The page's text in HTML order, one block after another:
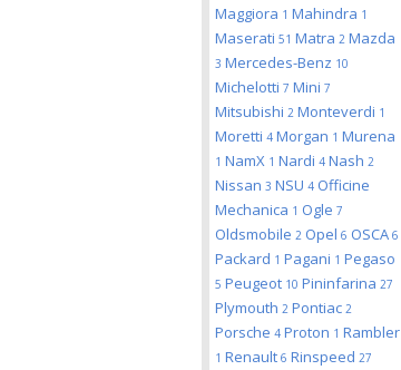
Maggiora 1 Mahindra 1
Maserati 51 Matra 2 Mazda
3 Mercedes-Benz 10
Michelotti 7 Mini 7
Mitsubishi 2 Monteverdi 1
Moretti 4 Morgan 1 Murena
1 NamX 1 Nardi 4 Nash 2
Nissan 3 NSU 4 Officine
Mechanica 1 Ogle 7
Oldsmobile 2 Opel 6 OSCA 6
Packard 1 Pagani 1 Pegaso
5 Peugeot 10 Pininfarina 27
Plymouth 2 Pontiac 2
Porsche 4 Proton 1 Rambler
1 Renault 6 Rinspeed 27